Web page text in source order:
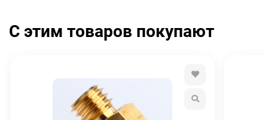
С этим товаров покупают